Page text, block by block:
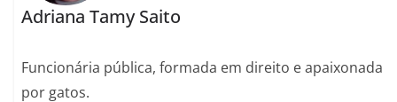
Adriana Tamy Saito
Funcionária pública, formada em direito e apaixonada
por gatos.